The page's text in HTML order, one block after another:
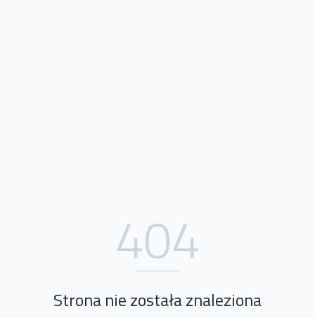
404
Strona nie została znaleziona